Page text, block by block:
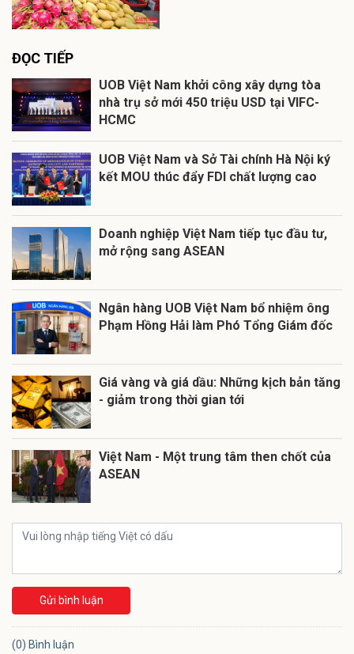
ĐỌC TIẾP
UOB Việt Nam khởi công xây dựng tòa
nhà trụ sở mới 450 triệu USD tại VIFC-
HCMC
UOB Việt Nam và Sở Tài chính Hà Nội ký
kết MOU thúc đẩy FDI chất lượng cao
Doanh nghiệp Việt Nam tiếp tục đầu tư,
mở rộng sang ASEAN
Ngân hàng UOB Việt Nam bổ nhiệm ông
Phạm Hồng Hải làm Phó Tổng Giám đốc
Giá vàng và giá dầu: Những kịch bản tăng
- giảm trong thời gian tới
Việt Nam - Một trung tâm then chốt của
ASEAN
Gửi bình luận
(0) Bình luận